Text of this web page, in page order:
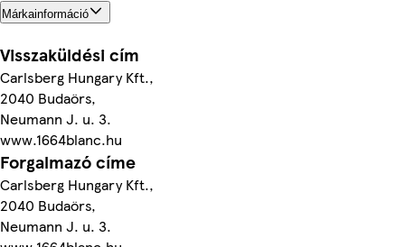
Márkainformáció
Visszaküldési cím
Carlsberg Hungary Kft.,
2040 Budaörs,
Neumann J. u. 3.
www.1664blanc.hu
Forgalmazó címe
Carlsberg Hungary Kft.,
2040 Budaörs,
Neumann J. u. 3.